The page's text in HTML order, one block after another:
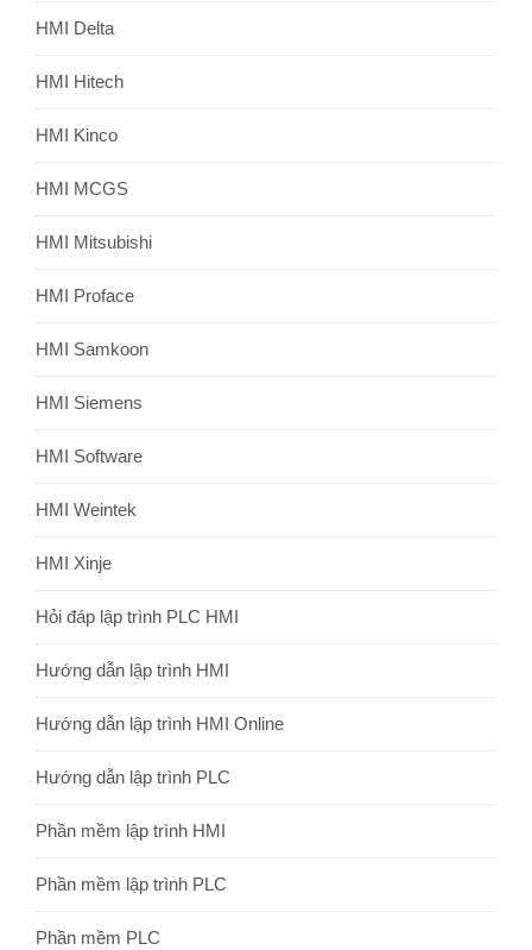
HMI Delta
HMI Hitech
HMI Kinco
HMI MCGS
HMI Mitsubishi
HMI Proface
HMI Samkoon
HMI Siemens
HMI Software
HMI Weintek
HMI Xinje
Hỏi đáp lập trình PLC HMI
Hướng dẫn lập trình HMI
Hướng dẫn lập trình HMI Online
Hướng dẫn lập trình PLC
Phần mềm lập trình HMI
Phần mềm lập trình PLC
Phần mềm PLC